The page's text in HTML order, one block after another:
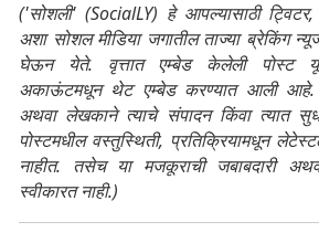
('सोशली' (SocialLY) हे आपल्यासाठी
अशा सोशल मीडिया जगातील ताज्या ब्रेकिंग
घेऊन येते. वृत्तात एम्बेड केलेली पोस्ट
अकाऊंटमधून थेट एम्बेड करण्यात आली आहे.
अथवा लेखकाने त्याचे संपादन किंवा त्यात
पोस्टमधील वस्तुस्थिती, प्रतिक्रियामधून
नाहीत. तसेच या मजकूराची जबाबदारी
स्वीकारत नाही.)